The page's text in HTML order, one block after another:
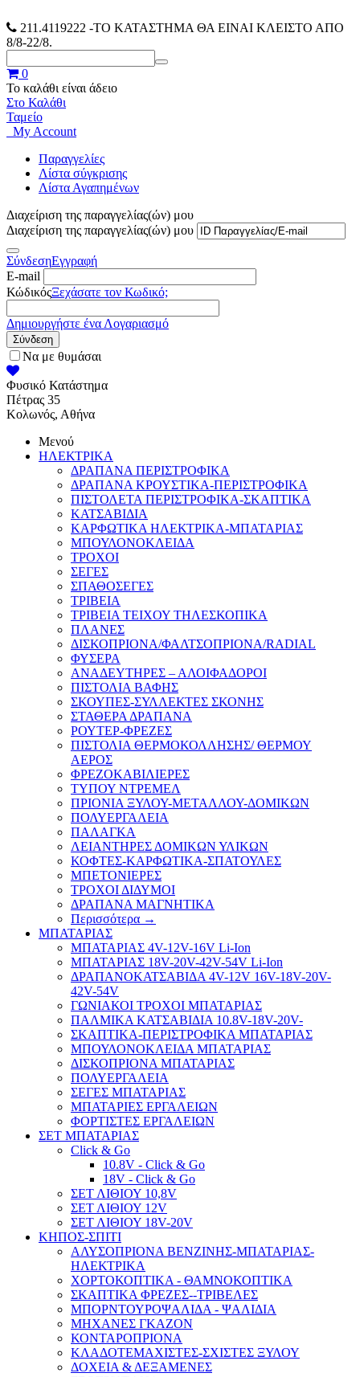
211.4119222 -ΤΟ ΚΑΤΑΣΤΗΜΑ ΘΑ ΕΙΝΑΙ ΚΛΕΙΣΤΟ ΑΠΟ
8/8-22/8.
0
Το καλάθι είναι άδειο
Στο Καλάθι
Ταμείο
My Account
Παραγγελίες
Λίστα σύγκρισης
Λίστα Αγαπημένων
Διαχείριση της παραγγελίας(ών) μου
Διαχείριση της παραγγελίας(ών) μου
ΣύνδεσηΕγγραφή
E-mail
ΚώδικόςΞεχάσατε τον Κωδικό;
Δημιουργήστε ένα Λογαριασμό
Σύνδεση
Να με θυμάσαι
Φυσικό Κατάστημα
Πέτρας 35
Κολωνός, Αθήνα
Μενού
ΗΛΕΚΤΡΙΚΑ
ΔΡΑΠΑΝΑ ΠΕΡΙΣΤΡΟΦΙΚΑ
ΔΡΑΠΑΝΑ ΚΡΟΥΣΤΙΚΑ-ΠΕΡΙΣΤΡΟΦΙΚΑ
ΠΙΣΤΟΛΕΤΑ ΠΕΡΙΣΤΡΟΦΙΚΑ-ΣΚΑΠΤΙΚΑ
ΚΑΤΣΑΒΙΔΙΑ
ΚΑΡΦΩΤΙΚΑ ΗΛΕΚΤΡΙΚΑ-ΜΠΑΤΑΡΙΑΣ
ΜΠΟΥΛΟΝΟΚΛΕΙΔΑ
ΤΡΟΧΟΙ
ΣΕΓΕΣ
ΣΠΑΘΟΣΕΓΕΣ
ΤΡΙΒΕΙΑ
ΤΡΙΒΕΙΑ ΤΕΙΧΟΥ ΤΗΛΕΣΚΟΠΙΚΑ
ΠΛΑΝΕΣ
ΔΙΣΚΟΠΡΙΟΝΑ/ΦΑΛΤΣΟΠΡΙΟΝΑ/RADIAL
ΦΥΣΕΡΑ
ΑΝΑΔΕΥΤΗΡΕΣ – ΑΛΟΙΦΑΔΟΡΟΙ
ΠΙΣΤΟΛΙΑ ΒΑΦΗΣ
ΣΚΟΥΠΕΣ-ΣΥΛΛΕΚΤΕΣ ΣΚΟΝΗΣ
ΣΤΑΘΕΡΑ ΔΡΑΠΑΝΑ
ΡΟΥΤΕΡ-ΦΡΕΖΕΣ
ΠΙΣΤΟΛΙΑ ΘΕΡΜΟΚΟΛΛΗΣΗΣ/ ΘΕΡΜΟΥ
ΑΕΡΟΣ
ΦΡΕΖΟΚΑΒΙΛΙΕΡΕΣ
ΤΥΠΟΥ ΝΤΡΕΜΕΛ
ΠΡΙΟΝΙΑ ΞΥΛΟΥ-ΜΕΤΑΛΛΟΥ-ΔΟΜΙΚΩΝ
ΠΟΛΥΕΡΓΑΛΕΙΑ
ΠΑΛΑΓΚΑ
ΛΕΙΑΝΤΗΡΕΣ ΔΟΜΙΚΩΝ ΥΛΙΚΩΝ
ΚΟΦΤΕΣ-ΚΑΡΦΩΤΙΚΑ-ΣΠΑΤΟΥΛΕΣ
ΜΠΕΤΟΝΙΕΡΕΣ
ΤΡΟΧΟΙ ΔΙΔΥΜΟΙ
ΔΡΑΠΑΝΑ ΜΑΓΝΗΤΙΚΑ
Περισσότερα →
ΜΠΑΤΑΡΙΑΣ
ΜΠΑΤΑΡΙΑΣ 4V-12V-16V Li-Ion
ΜΠΑΤΑΡΙΑΣ 18V-20V-42V-54V Li-Ion
ΔΡΑΠΑΝΟΚΑΤΣΑΒΙΔΑ 4V-12V 16V-18V-20V-
42V-54V
ΓΩΝΙΑΚΟΙ ΤΡΟΧΟΙ ΜΠΑΤΑΡΙΑΣ
ΠΑΛΜΙΚΑ ΚΑΤΣΑΒΙΔΙΑ 10.8V-18V-20V-
ΣΚΑΠΤΙΚΑ-ΠΕΡΙΣΤΡΟΦΙΚΑ ΜΠΑΤΑΡΙΑΣ
ΜΠΟΥΛΟΝΟΚΛΕΙΔΑ ΜΠΑΤΑΡΙΑΣ
ΔΙΣΚΟΠΡΙΟΝΑ ΜΠΑΤΑΡΙΑΣ
ΠΟΛΥΕΡΓΑΛΕΙΑ
ΣΕΓΕΣ ΜΠΑΤΑΡΙΑΣ
ΜΠΑΤΑΡΙΕΣ ΕΡΓΑΛΕΙΩΝ
ΦΟΡΤΙΣΤΕΣ ΕΡΓΑΛΕΙΩΝ
ΣΕΤ ΜΠΑΤΑΡΙΑΣ
Click & Go
10.8V - Click & Go
18V - Click & Go
ΣΕΤ ΛΙΘΙΟΥ 10,8V
ΣΕΤ ΛΙΘΙΟΥ 12V
ΣΕΤ ΛΙΘΙΟΥ 18V-20V
ΚΗΠΟΣ-ΣΠΙΤΙ
ΑΛΥΣΟΠΡΙΟΝΑ ΒΕΝΖΙΝΗΣ-ΜΠΑΤΑΡΙΑΣ-
ΗΛΕΚΤΡΙΚΑ
ΧΟΡΤΟΚΟΠΤΙΚΑ - ΘΑΜΝΟΚΟΠΤΙΚΑ
ΣΚΑΠΤΙΚΑ ΦΡΕΖΕΣ--ΤΡΙΒΕΛΕΣ
ΜΠΟΡΝΤΟΥΡΟΨΑΛΙΔΑ - ΨΑΛΙΔΙΑ
ΜΗΧΑΝΕΣ ΓΚΑΖΟΝ
ΚΟΝΤΑΡΟΠΡΙΟΝΑ
ΚΛΑΔΟΤΕΜΑΧΙΣΤΕΣ-ΣΧΙΣΤΕΣ ΞΥΛΟΥ
ΔΟΧΕΙΑ & ΔΕΞΑΜΕΝΕΣ